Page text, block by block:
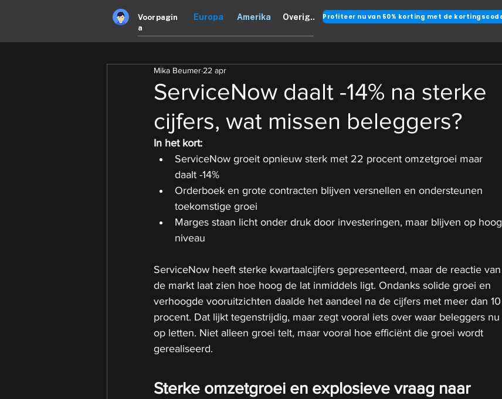
Voorpagin
a
Europa Amerika Overig..
ServiceNow daalt -14% na sterke
cijfers, wat missen beleggers?
Mika Beumer 22 apr
In het kort:
ServiceNow groeit opnieuw sterk met 22 procent omzetgroei maar
daalt -14%
Orderboek en grote contracten blijven versnellen en ondersteunen
toekomstige groei
Marges staan licht onder druk door investeringen, maar blijven op hoog
niveau
ServiceNow heeft sterke kwartaalcijfers gepresenteerd, maar de reactie van
de markt laat zien hoe hoog de lat inmiddels ligt. Ondanks solide groei en
verhoogde vooruitzichten daalde het aandeel na de cijfers met meer dan 10
procent. Dat lijkt tegenstrijdig, maar zegt vooral iets over waar beleggers nu
op letten. Niet alleen groei telt, maar vooral hoe efficiënt die groei wordt
gerealiseerd.
Sterke omzetgroei en explosieve vraag naar